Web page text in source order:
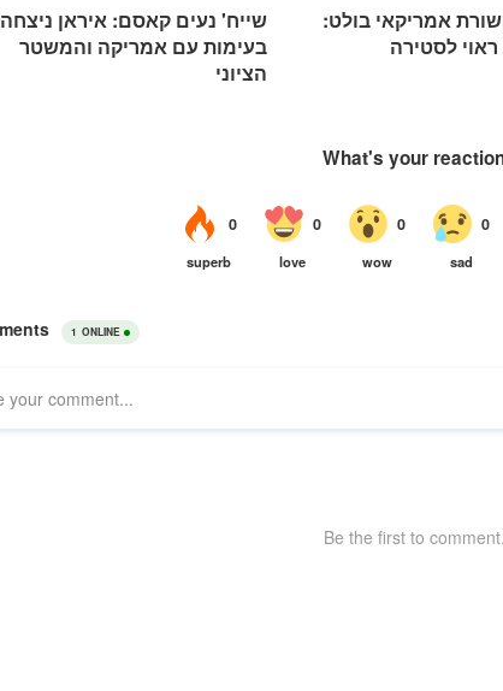
אמריקאי בולט:
לסטירה
שייח' נעים קאסם: איראן ניצחה
בעימות עם אמריקה והמשטר
הציוני